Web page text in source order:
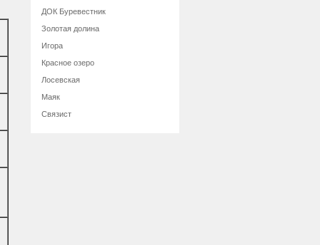
ДОК Буревестник
Золотая долина
Игора
Красное озеро
Лосевская
Маяк
Связист